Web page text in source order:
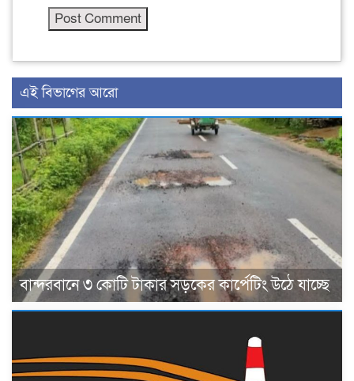
এই বিভাগের আরো
বান্দরবানে ৩ কোটি টাকার সড়কের কার্পেটিং উঠে যাচ্ছে